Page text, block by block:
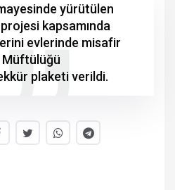
yürütülen
kapsamında
evlerinde misafir
Müftülüğü
plaketi verildi.